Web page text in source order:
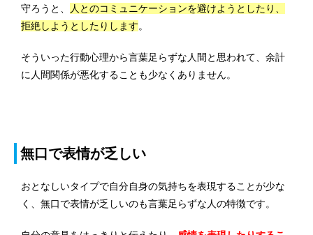
守ろうと、
人とのコミュニケーションを避けようとしたり、
拒絶しようとしたりします。
そういった行動心理から言葉足らずな人間と思われて、余計
に人間関係が悪化することも少なくありません。
無口で表情が乏しい
おとなしいタイプで自分自身の気持ちを表現することが少な
く、無口で表情が乏しいのも言葉足らずな人の特徴です。